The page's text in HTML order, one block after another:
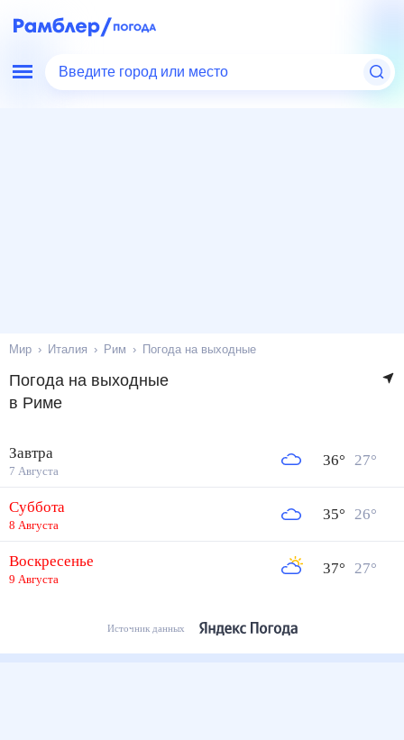
Введите город или место
Мир Италия Рим Погода на выходные
Погода на выходные
в Риме
Завтра
7 Августа
36° 27°
Суббота
8 Августа
35° 26°
Воскресенье
9 Августа
37° 27°
Источник данных